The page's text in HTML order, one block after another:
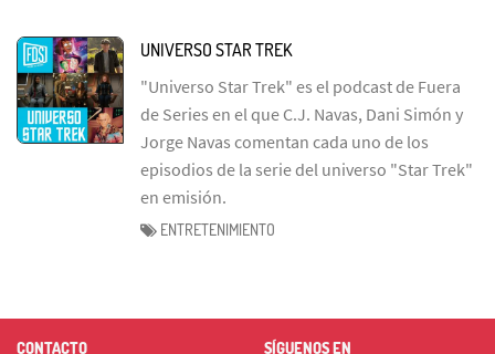
UNIVERSO STAR TREK
"Universo Star Trek" es el podcast de Fuera
de Series en el que C.J. Navas, Dani Simón y
Jorge Navas comentan cada uno de los
episodios de la serie del universo "Star Trek"
en emisión.
ENTRETENIMIENTO
CONTACTO SÍGUENOS EN